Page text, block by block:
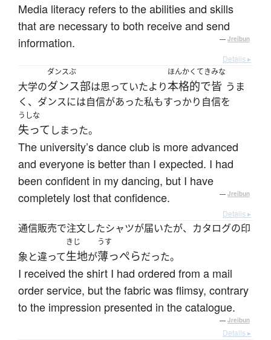
Media literacy refers to the abilities and skills
that are necessary to both receive and send
information.
— Jreibun
Details ▸
大学の
ダンスぶ
ダンス部は思っていたより
ほんかくてき
本格的で
みな
皆 うま
く、ダンスには自信があった私もすっかり自信を
うしな
失って しまった。
The university’s dance club is more advanced
and everyone is better than I expected. I had
been confident in my dancing, but I have
completely lost that confidence.
— Jreibun
Details ▸
通信販売で注文したシャツが届いたが、カタログの印
象と違って
きじ
生地が
うす
薄っぺらだった。
I received the shirt I had ordered from a mail
order service, but the fabric was flimsy, contrary
to the impression presented in the catalogue.
— Jreibun
Details ▸